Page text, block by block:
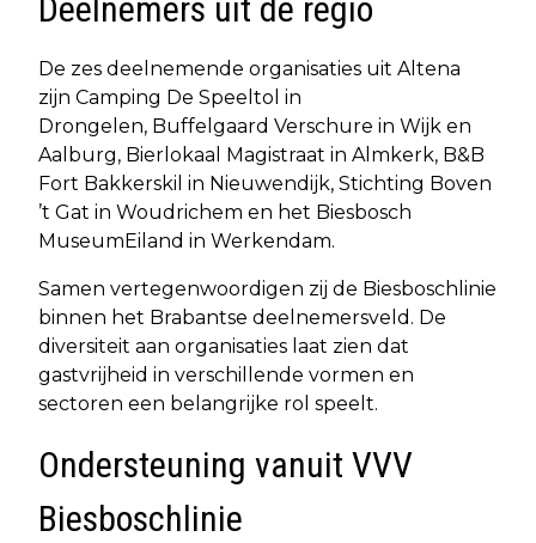
Deelnemers uit de regio
De zes deelnemende organisaties uit Altena
zijn Camping De Speeltol in
Drongelen, Buffelgaard Verschure in Wijk en
Aalburg, Bierlokaal Magistraat in Almkerk, B&B
Fort Bakkerskil in Nieuwendijk, Stichting Boven
’t Gat in Woudrichem en het Biesbosch
MuseumEiland in Werkendam.
Samen vertegenwoordigen zij de Biesboschlinie
binnen het Brabantse deelnemersveld. De
diversiteit aan organisaties laat zien dat
gastvrijheid in verschillende vormen en
sectoren een belangrijke rol speelt.
Ondersteuning vanuit VVV
Biesboschlinie